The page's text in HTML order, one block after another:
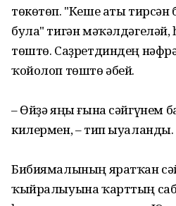
төкөтөп. "Кеше аты тирсән
була" тигән мәҡәлдәгеләй,
төштө. Саҙретдиндең
ҡойолоп төштө әбей.
– Өйҙә яңы ғына сәйгүнем
килермен, – тип ыуаланды.
Бибиямалының яратҡан
ҡыйралыуына ҡарттың